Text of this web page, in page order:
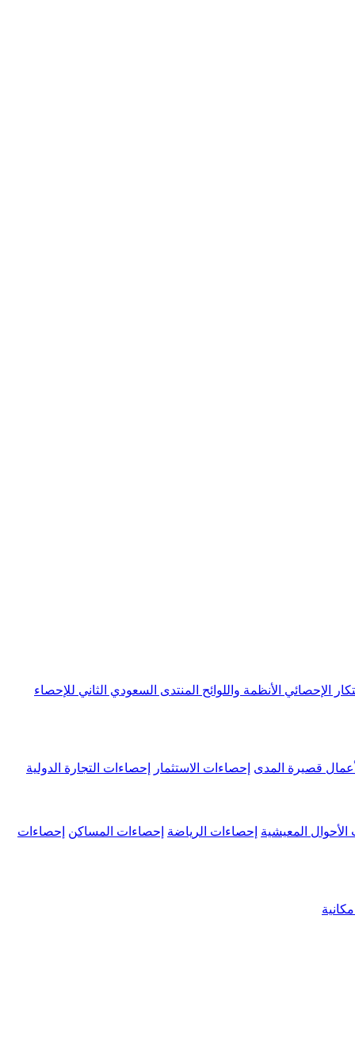
الإحصائي الأنظمة واللوائح المنتدى السعودي الثاني للإحصاء
قصيرة المدى إحصاءات الاستثمار إحصاءات التجارة الدولية
الأحوال المعيشية إحصاءات الرياضة إحصاءات المساكن إحصاءات